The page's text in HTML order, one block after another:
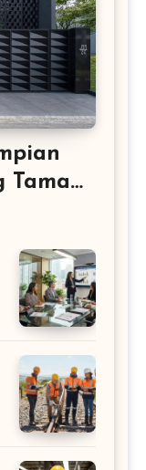
Taman